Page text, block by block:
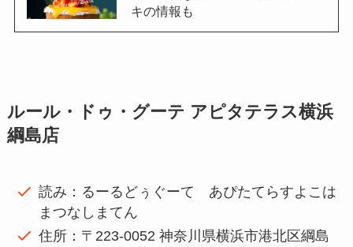
キの情報も
ルール・ドゥ・グーテ アピタテラス横浜
綱島店
読み：るーるどぅぐーて あぴたてらすよこは
まつなしまてん
住所：〒223-0052 神奈川県横浜市港北区綱島